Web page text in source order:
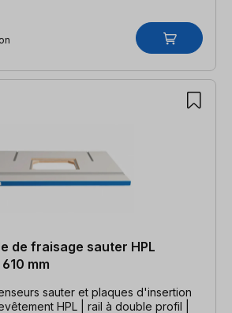
de fraisage sauter HPL
mm
sauter et plaques d'insertion
HPL | rail à double profil |